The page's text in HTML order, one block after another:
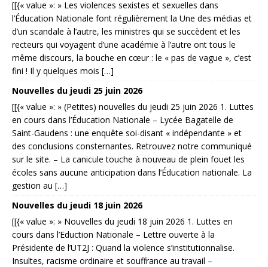
[[{« value »: » Les violences sexistes et sexuelles dans
l’Éducation Nationale font régulièrement la Une des médias et
d’un scandale à l’autre, les ministres qui se succèdent et les
recteurs qui voyagent d’une académie à l’autre ont tous le
même discours, la bouche en cœur : le « pas de vague », c’est
fini ! Il y quelques mois […]
Nouvelles du jeudi 25 juin 2026
[[{« value »: » (Petites) nouvelles du jeudi 25 juin 2026 1. Luttes
en cours dans l’Éducation Nationale – Lycée Bagatelle de
Saint-Gaudens : une enquête soi-disant « indépendante » et
des conclusions consternantes. Retrouvez notre communiqué
sur le site. – La canicule touche à nouveau de plein fouet les
écoles sans aucune anticipation dans l’Éducation nationale. La
gestion au […]
Nouvelles du jeudi 18 juin 2026
[[{« value »: » Nouvelles du jeudi 18 juin 2026 1. Luttes en
cours dans l’Eduction Nationale – Lettre ouverte à la
Présidente de l’UT2J : Quand la violence s’institutionnalise.
Insultes, racisme ordinaire et souffrance au travail –